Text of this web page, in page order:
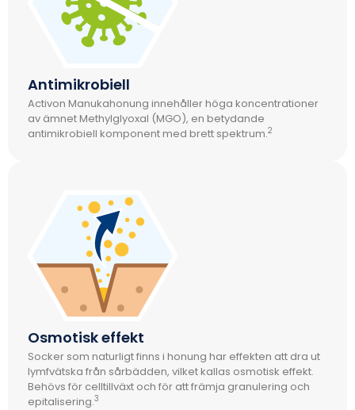
Antimikrobiell
Activon Manukahonung innehåller höga koncentrationer
av ämnet Methylglyoxal (MGO), en betydande
antimikrobiell komponent med brett spektrum.2
Osmotisk effekt
Socker som naturligt finns i honung har effekten att dra ut
lymfvätska från sårbädden, vilket kallas osmotisk effekt.
Behövs för celltillväxt och för att främja granulering och
epitalisering.3